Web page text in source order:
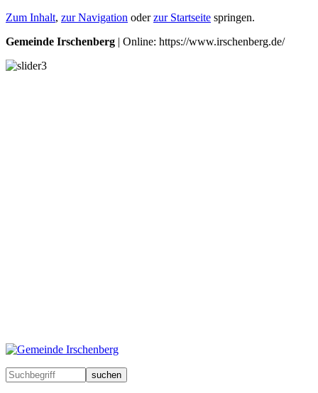
Zum Inhalt, zur Navigation oderzur Startseite springen.
Gemeinde Irschenberg | Online: https://www.irschenberg.de/
suchen